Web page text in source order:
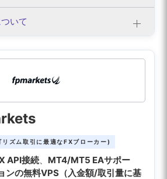
いて
ズム取引に最適なFXブローカー)
API接続、 MT4/MT5 EAサポー
ンの無料VPS（入金額/取引量に基